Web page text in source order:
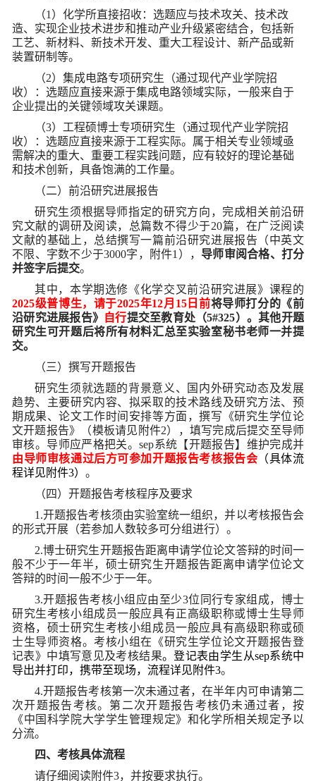
（1）化学所直接招收：选题应与技术攻关、技术改
造、实现企业技术进步和推动产业升级紧密结合，包括新
工艺、新材料、新技术开发、重大工程设计、新产品或新
装置研制等。
（2）集成电路专项研究生（通过现代产业学院招
收）：选题应直接来源于集成电路领域实际，一般来自于
企业提出的关键领域攻关课题。
（3）工程硕博士专项研究生（通过现代产业学院招
收）：选题应直接来源于工程实际。属于相关专业领域亟
需解决的重大、重要工程实践问题，应有较好的理论基础
和技术创新，具备饱满的工作量。
（二）前沿研究进展报告
研究生须根据导师指定的研究方向，完成相关前沿研
究文献的调研及阅读，总篇数不得少于20篇，在广泛阅读
文献的基础上，总结撰写一篇前沿研究进展报告（中英文
不限、字数不少于3000字，附件1）， 导师审阅合格、打分
并签字后提交。
其中，本学期选修《化学交叉前沿研究进展》课程的
2025级普博生，请于2025年12月15日前将导师打分的《前
沿研究进展报告》
自行提交至教育处（5#325）。其他开题
研究生可开题后将所有材料汇总至实验室秘书老师一并提
交。
（三）撰写开题报告
研究生须就选题的背景意义、国内外研究动态及发展
趋势、主要研究内容、拟采取的技术路线及研究方法、预
期成果、论文工作时间安排等方面，撰写《研究生学位论
文开题报告》（模板请见附件2），填写完成后提交至导师
审核。导师应严格把关。sep系统【开题报告】维护完成并
由导师审核通过后方可参加开题报告考核报告会 （具体流
程详见附件3） 。
（四）开题报告考核程序及要求
1.开题报告考核须由实验室统一组织，并以考核报告会
的形式开展（若参加人数较多可分组进行）。
2.博士研究生开题报告距离申请学位论文答辩的时间一
般不少于一年半，硕士研究生开题报告距离申请学位论文
答辩的时间一般不少于一年。
3.开题报告考核小组应由至少3位同行专家组成，博士
研究生考核小组成员一般应具有正高级职称或博士生导师
资格，硕士研究生考核小组成员一般应具有高级职称或硕
士生导师资格。考核小组在《研究生学位论文开题报告登
记表》中填写意见及考核结果。登记表由学生从sep系统中
导出并打印，携带至现场，流程详见附件3。
4.开题报告考核第一次未通过者，在半年内可申请第二
次开题报告考核。第二次开题报告考核仍未通过者，按
《中国科学院大学学生管理规定》和化学所相关规定予以
分流。
四、考核具体流程
请仔细阅读附件3，并按要求执行。